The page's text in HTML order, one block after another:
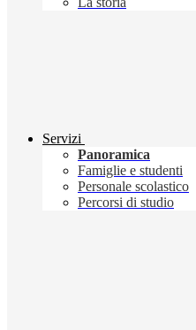
Servizi
Panoramica
Famiglie e studenti
Personale scolastico
Percorsi di studio